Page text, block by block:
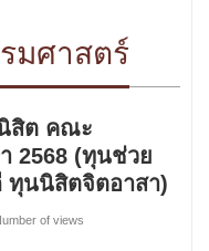
มศาสตร์
สิต คณะ
2568 (ทุนช่วย
ทุนนิสิตจิตอาสา)
of views